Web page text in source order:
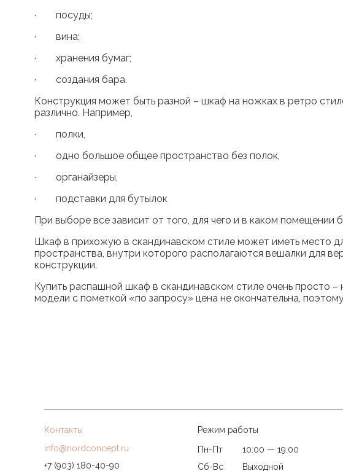
· посуды;
· вина;
· хранения бумаг;
· создания бара.
Конструкция может быть разной – шкаф на ножках в ретро
различно. Например,
· полки,
· одно большое общее пространство без полок,
· органайзеры,
· подставки для бутылок
При выборе все зависит от того, для чего и в каком помещении
Шкаф в прихожую в скандинавском стиле может иметь место
пространства, внутри которого располагаются вешалки для
конструкции.
Купить распашной шкаф в скандинавском стиле очень просто –
модели с пометкой «по запросу» цена не окончательна,
Контакты
info@nordconcept.ru
+7 (903) 180-40-90
Режим работы
Пн-Пт
10:00 — 19.00
Сб-Вс
Выходной